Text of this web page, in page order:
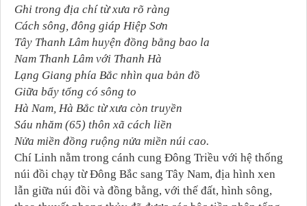
Ghi trong địa chí từ xưa rõ ràng
Cách sông, đông giáp Hiệp Sơn
Tây Thanh Lâm huyện đồng bằng bao la
Nam Thanh Lâm với Thanh Hà
Lạng Giang phía Bắc nhìn qua bản đồ
Giữa bẩy tổng có sông to
Hà Nam, Hà Bắc từ xưa còn truyền
Sáu nhăm (65) thôn xã cách liền
Nửa miền đồng ruộng nửa miền núi cao.
Chí Linh nằm trong cánh cung Đông Triều với hệ thống
núi đồi chạy từ Đông Bắc sang Tây Nam, địa hình xen
lẫn giữa núi đồi và đồng bằng, với thế đất, hình sông,